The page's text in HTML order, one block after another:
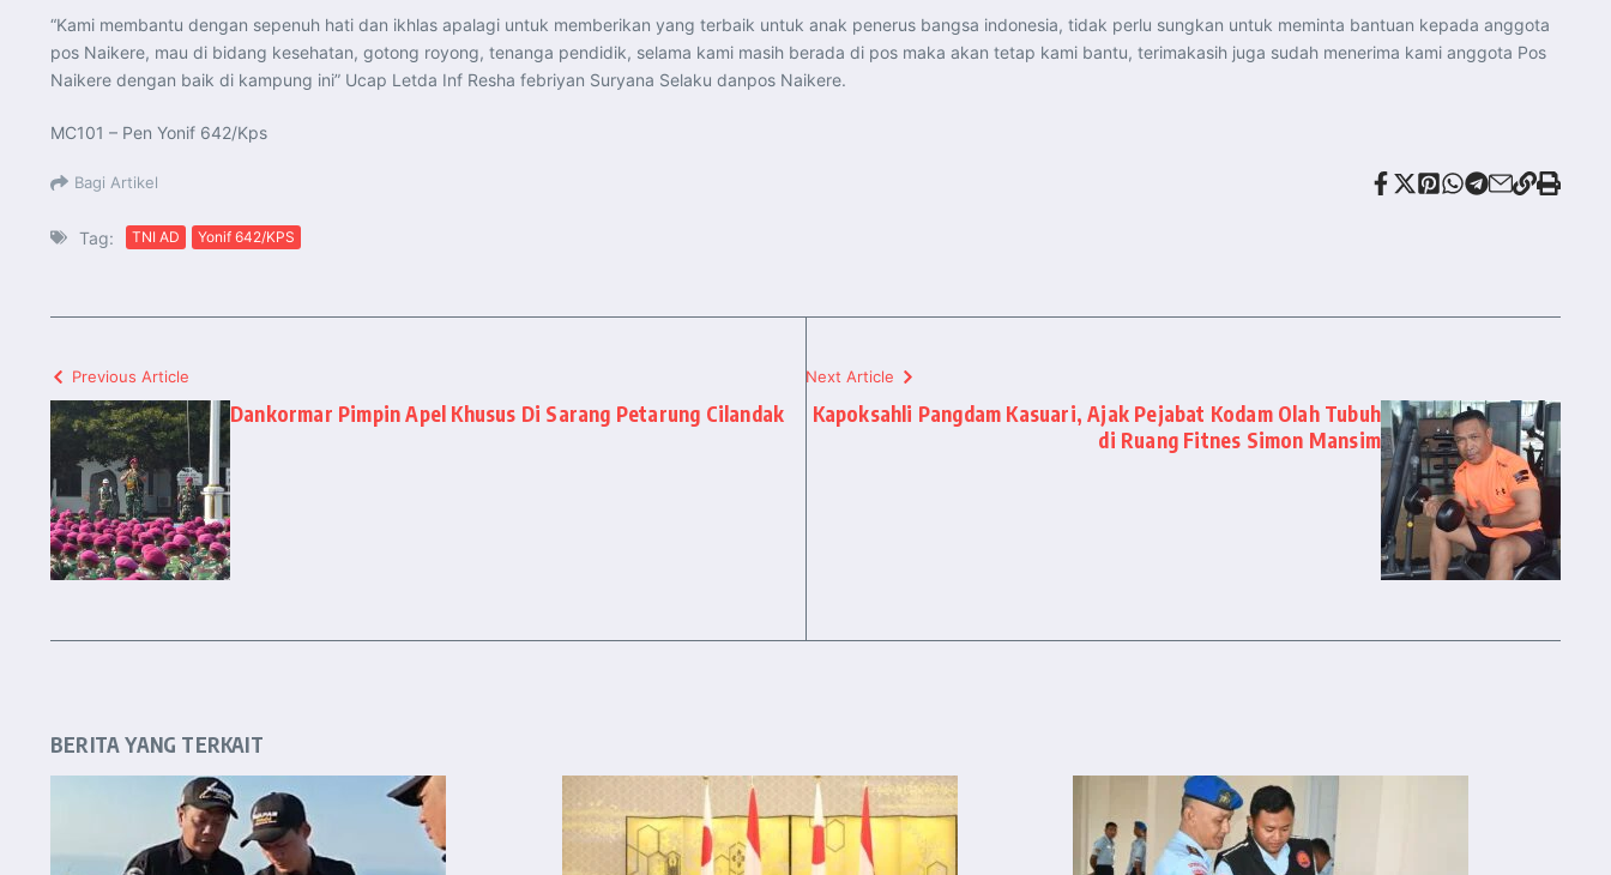
“Kami membantu dengan sepenuh hati dan ikhlas apalagi untuk memberikan yang terbaik untuk anak penerus bangsa indonesia, tidak perlu sungkan untuk meminta bantuan kepada anggota
pos Naikere, mau di bidang kesehatan, gotong royong, tenanga pendidik, selama kami masih berada di pos maka akan tetap kami bantu, terimakasih juga sudah menerima kami anggota Pos
Naikere dengan baik di kampung ini” Ucap Letda Inf Resha febriyan Suryana Selaku danpos Naikere.
MC101 – Pen Yonif 642/Kps
Bagi Artikel
Tag: TNI AD Yonif 642/KPS
Previous Article
Dankormar Pimpin Apel Khusus Di Sarang Petarung Cilandak
Next Article
Kapoksahli Pangdam Kasuari, Ajak Pejabat Kodam Olah Tubuh
di Ruang Fitnes Simon Mansim
BERITA YANG TERKAIT